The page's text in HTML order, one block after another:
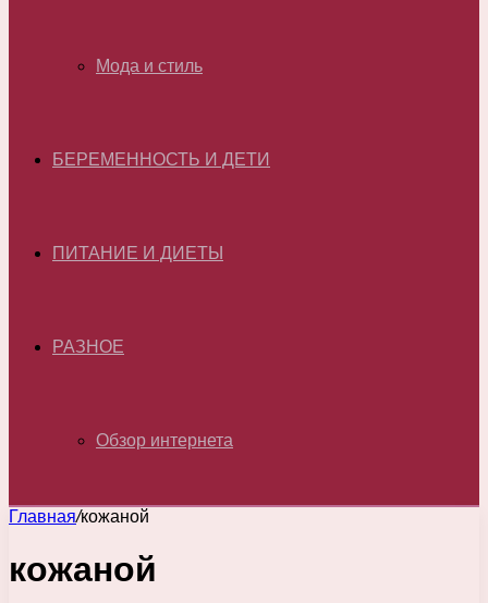
Мода и стиль
БЕРЕМЕННОСТЬ И ДЕТИ
ПИТАНИЕ И ДИЕТЫ
РАЗНОЕ
Обзор интернета
Главная/кожаной
кожаной